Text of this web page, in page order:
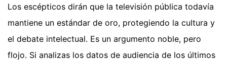
Los escépticos dirán que la televisión pública todavía
mantiene un estándar de oro, protegiendo la cultura y
el debate intelectual. Es un argumento noble, pero
flojo. Si analizas los datos de audiencia de los últimos